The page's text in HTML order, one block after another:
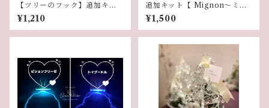
【ツリーのフック】追加キッ
ト
¥1,210
追加キット【 Mignon〜ミニ
ハンガー〜】
¥1,500